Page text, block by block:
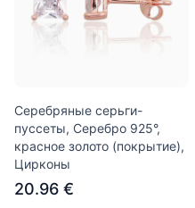
Серебряные серьги-
пуссеты, Серебро 925°,
красное золото (покрытие),
Цирконы
20.96 €